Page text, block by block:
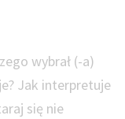
wybrał (-a)
Jak interpretuje
się nie